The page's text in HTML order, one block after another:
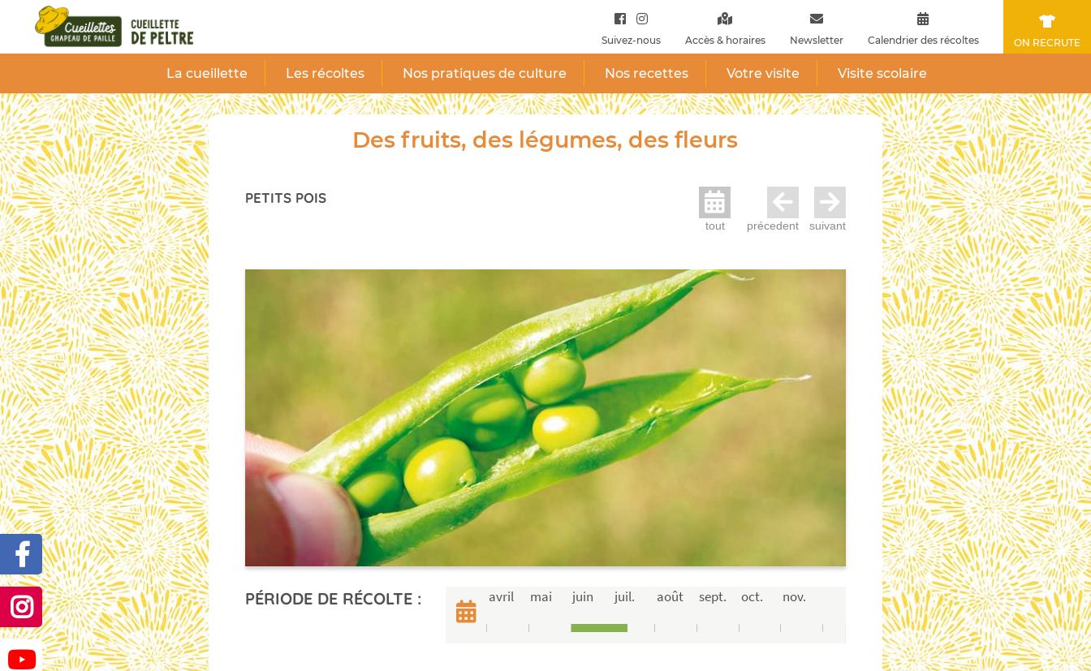
Suivez-nous Accès & horaires Newsletter Calendrier des récoltes ON RECRUTE
La cueillette Les récoltes Nos pratiques de culture Nos recettes Votre visite Visite scolaire
Des fruits, des légumes, des fleurs
PETITS POIS
tout précedent suivant
PÉRIODE DE RÉCOLTE : avril mai juin juil. août sept. oct. nov.
Panneau de gestion des cookies